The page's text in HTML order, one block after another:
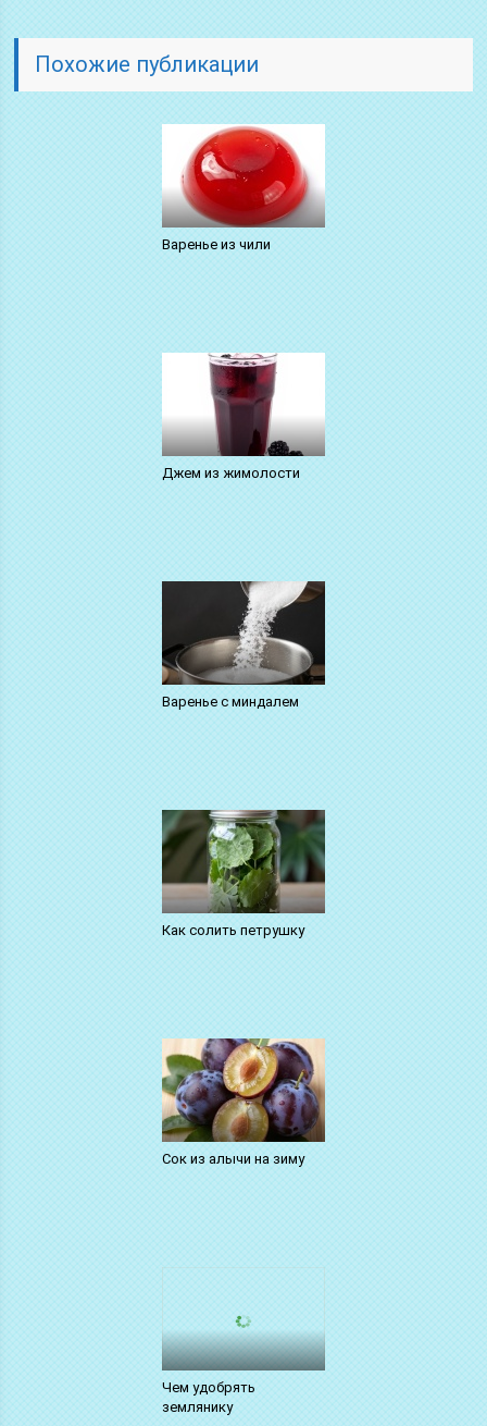
Похожие публикации
Варенье из чили
Джем из жимолости
Варенье с миндалем
Как солить петрушку
Сок из алычи на зиму
Чем удобрять
землянику